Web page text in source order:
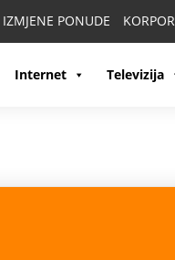
IZMJENE PONUDE
Internet Televizija